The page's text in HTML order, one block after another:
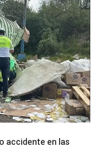
accidente en las